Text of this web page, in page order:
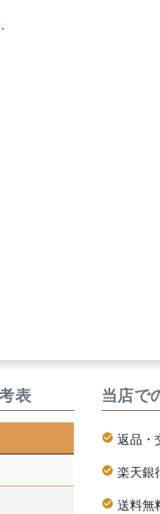
表 当店で
返品・
楽天銀
送料無